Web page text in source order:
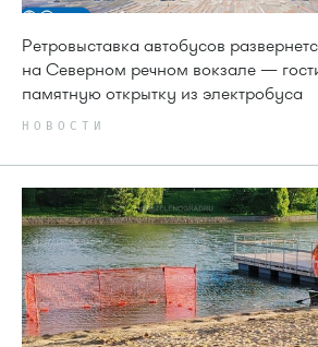
Ретровыставка автобусов
на Северном речном вокзале —
памятную открытку из электробуса
НОВОСТИ